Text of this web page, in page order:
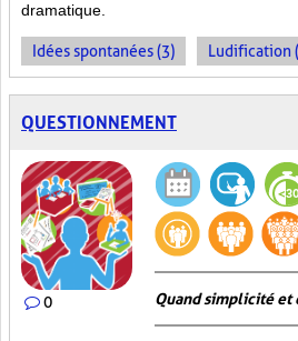
dramatique.
Idées spontanées (3) Ludification
QUESTIONNEMENT
0 Quand simplicité